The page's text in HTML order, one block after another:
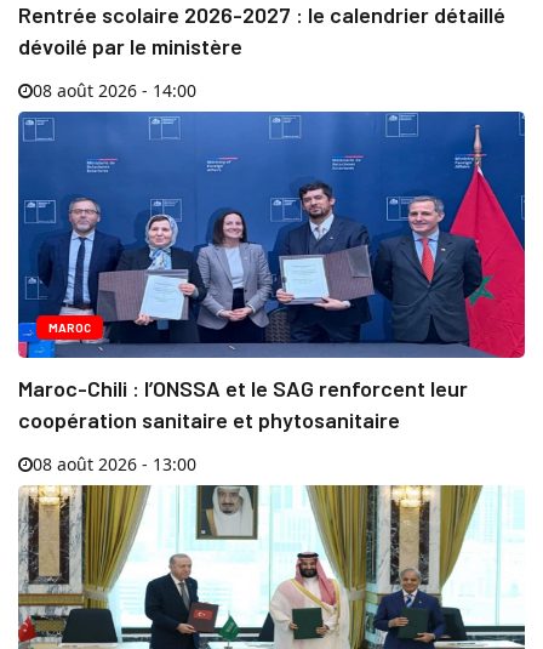
Rentrée scolaire 2026-2027 : le calendrier détaillé
dévoilé par le ministère
08 août 2026 - 14:00
MAROC
Maroc-Chili : l’ONSSA et le SAG renforcent leur
coopération sanitaire et phytosanitaire
08 août 2026 - 13:00